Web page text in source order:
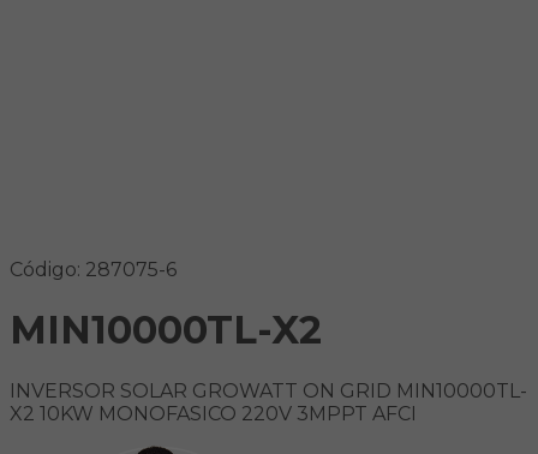
Código: 287075-6
MIN10000TL-X2
INVERSOR SOLAR GROWATT ON GRID MIN10000TL-
X2 10KW MONOFASICO 220V 3MPPT AFCI